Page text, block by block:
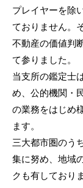
プレイヤーを除
ておりません。
不動産の価値判
て参りました。
当支所の鑑定士
め、公的機関・
の業務をはじめ
ます。
三大都市圏のう
集に努め、地域
クも有しており